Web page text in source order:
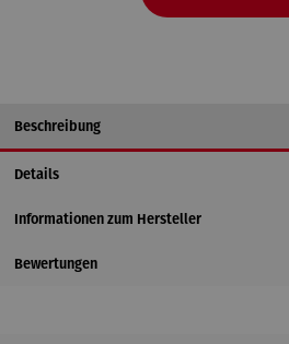
Beschreibung
Details
Informationen zum Hersteller
Bewertungen